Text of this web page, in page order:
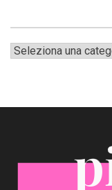
Categorie